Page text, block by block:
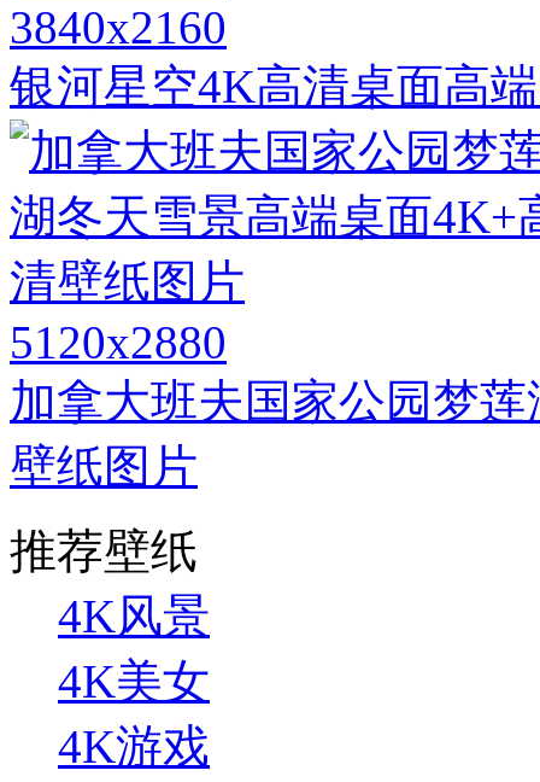
3840x2160
银河星空4K高清桌面高
5120x2880
加拿大班夫国家公园梦
壁纸图片
推荐壁纸
4K风景
4K美女
4K游戏